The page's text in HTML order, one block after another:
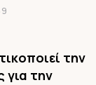
την
για την